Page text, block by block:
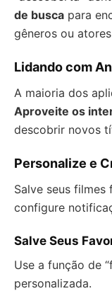
de busca para
gêneros ou
Lidando com
A maioria dos
Aproveite os
descobrir novos
Personalize e
Salve seus
configure
Salve Seus
Use a função de
personalizada.